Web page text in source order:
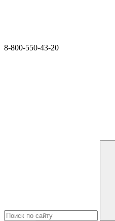
8-800-550-43-20